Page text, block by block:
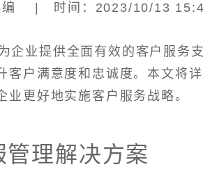
编 | 时间：2023/10/13
企业提供全面有效的客户服务
客户满意度和忠诚度。本文将
更好地实施客户服务战略。
理解决方案